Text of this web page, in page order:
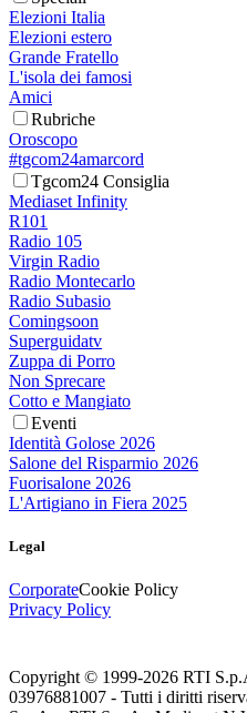
Elezioni Italia
Elezioni estero
Grande Fratello
L'isola dei famosi
Amici
Rubriche
Oroscopo
#tgcom24amarcord
Tgcom24 Consiglia
Mediaset Infinity
R101
Radio 105
Virgin Radio
Radio Montecarlo
Radio Subasio
Comingsoon
Superguidatv
Zuppa di Porro
Non Sprecare
Cotto e Mangiato
Eventi
Identità Golose 2026
Salone del Risparmio 2026
Fuorisalone 2026
L'Artigiano in Fiera 2025
Legal
CorporateCookie Policy
Privacy Policy
Copyright © 1999-2026 RTI
03976881007 - Tutti i diritti